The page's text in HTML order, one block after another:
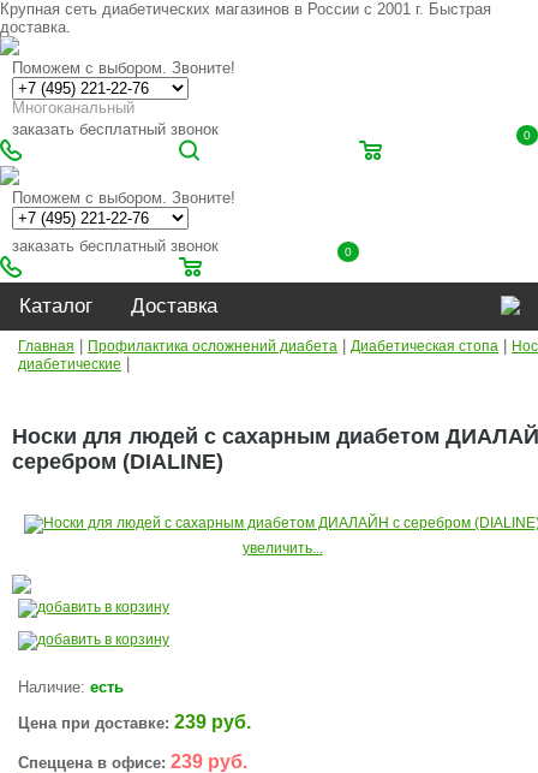
Крупная сеть диабетических магазинов в России с 2001 г. Быстрая
доставка.
Поможем с выбором. Звоните!
Многоканальный
заказать бесплатный звонок
0
Поможем с выбором. Звоните!
заказать бесплатный звонок 0
Каталог Доставка
Главная Профилактика осложнений диабета Диабетическая стопа
диабетические
Носки для людей с сахарным диабетом
серебром (DIALINE)
увеличить...
Наличие: есть
Цена при доставке: 239 руб.
Спеццена в офисе: 239 руб.